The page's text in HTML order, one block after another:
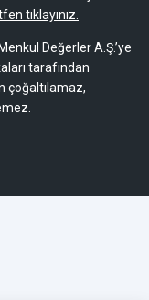
tıklayınız.
Değerler A.Ş.’ye
tarafından
çoğaltılamaz,